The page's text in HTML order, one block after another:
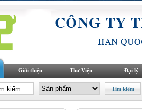
Giới thiệu Thư Viện Đại lý